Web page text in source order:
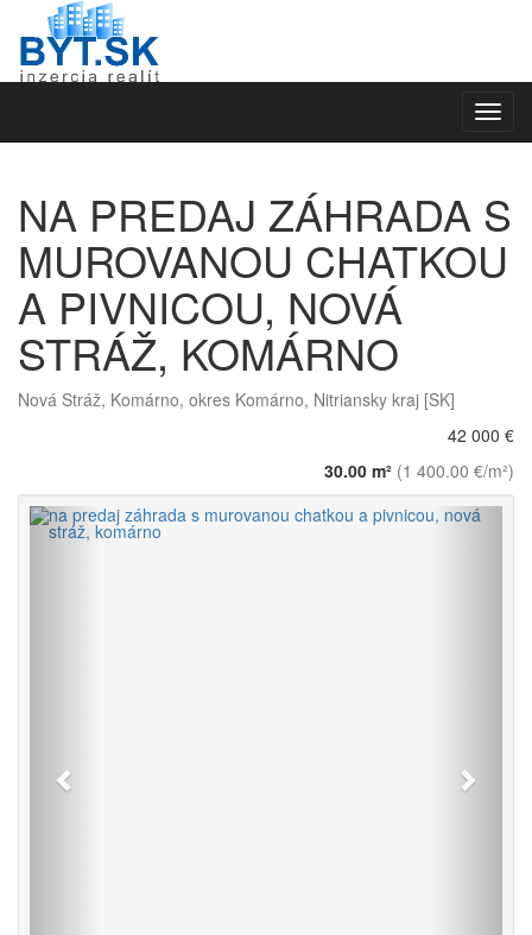
NA PREDAJ ZÁHRADA S
MUROVANOU CHATKOU
A PIVNICOU, NOVÁ
STRÁŽ, KOMÁRNO
Nová Stráž, Komárno, okres Komárno, Nitriansky kraj [SK]
42 000 €
30.00 m² (1 400.00 €/m²)
Späť Vpred